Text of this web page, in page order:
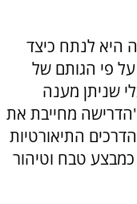
היא לנתח כיצד
פי הגותם של
שניתן מענה
מחייבת את
התיאורטיות
טבח וטיהור